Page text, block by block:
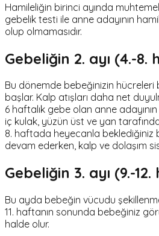
Hamileliğin birinci ayında
gebelik testi ile anne adayının
olup olmamasıdır.
Gebeliğin 2. ayı (4.-
Bu dönemde bebeğinizin hücreleri
başlar. Kalp atışları daha net
6 haftalık gebe olan anne
iç kulak, yüzün üst ve yan
8. haftada heyecanla beklediğiniz
devam ederken, kalp ve dolaşım
Gebeliğin 3. ayı (9.-
Bu ayda bebeğin vücudu
11. haftanın sonunda bebeğiniz
halde olur.